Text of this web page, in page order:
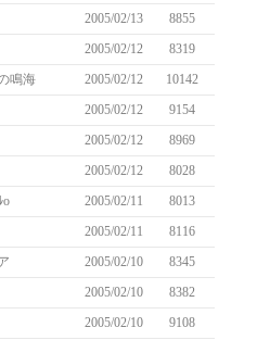
2005/02/13
8855
2005/02/12
8319
鳴海 2005/02/12
10142
2005/02/12
9154
2005/02/12
8969
2005/02/12
8028
o 2005/02/11
8013
2005/02/11
8116
2005/02/10
8345
2005/02/10
8382
2005/02/10
9108